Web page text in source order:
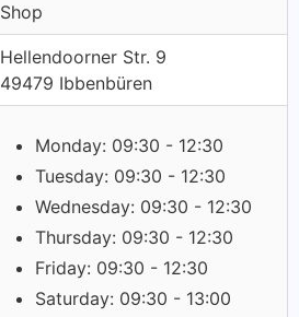
Shop
Hellendoorner Str. 9
49479 Ibbenbüren
Monday: 09:30 - 12:30
Tuesday: 09:30 - 12:30
Wednesday: 09:30 - 12:30
Thursday: 09:30 - 12:30
Friday: 09:30 - 12:30
Saturday: 09:30 - 13:00